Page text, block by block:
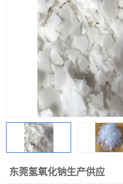
东莞氢氧化钠生产供应
聚丙烯酰胺
磷酸氢二钠
氯酸钠
磷酸氢二钾
保险粉
过硫酸钠
尿素